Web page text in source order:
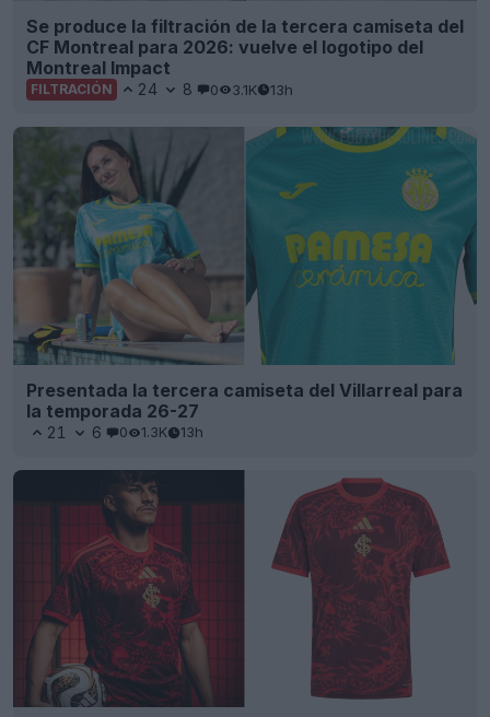
Se produce la filtración de la tercera camiseta del
CF Montreal para 2026: vuelve el logotipo del
Montreal Impact
FILTRACIÓN 24 8 0 3.1K 13h
Presentada la tercera camiseta del Villarreal para
la temporada 26-27
21 6 0 1.3K 13h